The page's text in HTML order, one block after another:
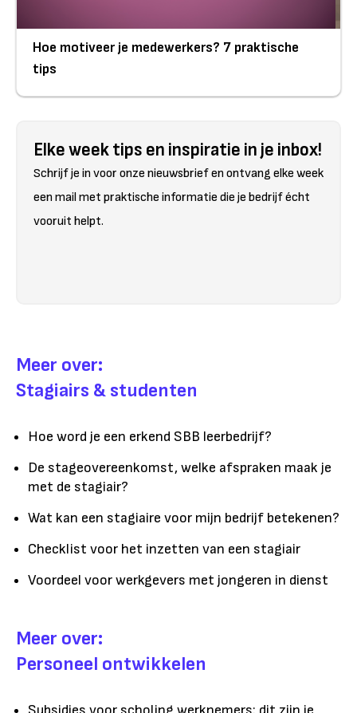
Hoe motiveer je medewerkers? 7 praktische
tips
Elke week tips en inspiratie in je inbox!
Schrijf je in voor onze nieuwsbrief en ontvang elke week
een mail met praktische informatie die je bedrijf écht
vooruit helpt.
Meer over:
Stagiairs & studenten
Hoe word je een erkend SBB leerbedrijf?
De stageovereenkomst, welke afspraken maak je
met de stagiair?
Wat kan een stagiaire voor mijn bedrijf betekenen?
Checklist voor het inzetten van een stagiair
Voordeel voor werkgevers met jongeren in dienst
Meer over:
Personeel ontwikkelen